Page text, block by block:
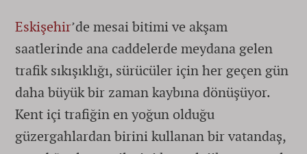
Eskişehir’de mesai bitimi ve akşam
saatlerinde ana caddelerde meydana gelen
trafik sıkışıklığı, sürücüler için her geçen gün
daha büyük bir zaman kaybına dönüşüyor.
Kent içi trafiğin en yoğun olduğu
güzergahlardan birini kullanan bir vatandaş,